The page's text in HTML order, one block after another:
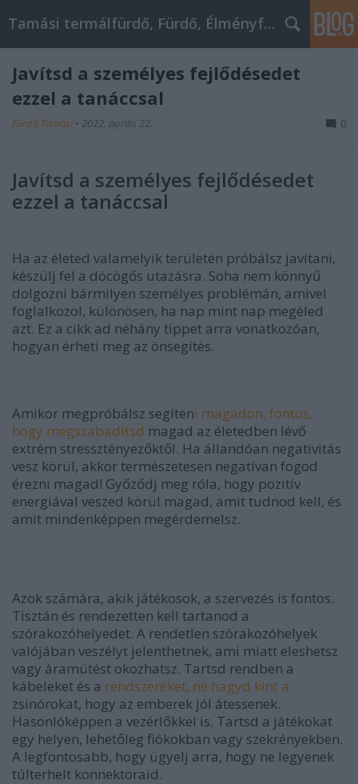
Tamási termálfürdő, Fürdő, Élményfürdő
Javítsd a személyes fejlődésedet
ezzel a tanáccsal
Fürdő Tamási • 2022. április 22. 0
Javítsd a személyes fejlődésedet
ezzel a tanáccsal
Ha az életed valamelyik területén próbálsz javítani,
készülj fel a döcögős utazásra. Soha nem könnyű
dolgozni bármilyen személyes problémán, amivel
foglalkozol, különösen, ha nap mint nap megéled
azt. Ez a cikk ad néhány tippet arra vonatkozóan,
hogyan érheti meg az önsegítés.
Amikor megpróbálsz segíteni magadon, fontos,
hogy megszabadítsd magad az életedben lévő
extrém stressztényezőktől. Ha állandóan negativitás
vesz körül, akkor természetesen negatívan fogod
érezni magad! Győződj meg róla, hogy pozitív
energiával veszed körül magad, amit tudnod kell, és
amit mindenképpen megérdemelsz.
Azok számára, akik játékosok, a szervezés is fontos.
Tisztán és rendezetten kell tartanod a
szórakozóhelyedet. A rendetlen szórakozóhelyek
valójában veszélyt jelenthetnek, ami miatt eleshetsz
vagy áramütést okozhatsz. Tartsd rendben a
kábeleket és a rendszereket, ne hagyd kint a
zsinórokat, hogy az emberek jól átessenek.
Hasonlóképpen a vezérlőkkel is. Tartsd a játékokat
egy helyen, lehetőleg fiókokban vagy szekrényekben.
A legfontosabb, hogy ügyelj arra, hogy ne legyenek
túlterhelt konnektoraid.